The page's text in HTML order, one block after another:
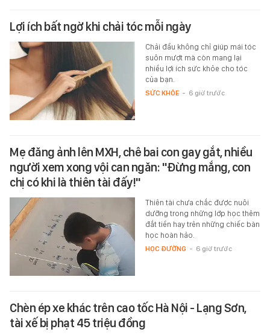
Lợi ích bất ngờ khi chải tóc mỗi ngày
Chải đầu không chỉ giúp mái tóc
suôn mượt mà còn mang lại
nhiều lợi ích sức khỏe cho tóc
của bạn.
SỨC KHỎE - 6 giờ trước
Mẹ đăng ảnh lên MXH, chê bai con gay gắt, nhiều
người xem xong vội can ngăn: "Đừng mắng, con
chị có khi là thiên tài đấy!"
Thiên tài chưa chắc được nuôi
dưỡng trong những lớp học thêm
đắt tiền hay trên những chiếc bàn
học hoàn hảo.
HỌC ĐƯỜNG - 6 giờ trước
Chèn ép xe khác trên cao tốc Hà Nội - Lạng Sơn,
tài xế bị phạt 45 triệu đồng